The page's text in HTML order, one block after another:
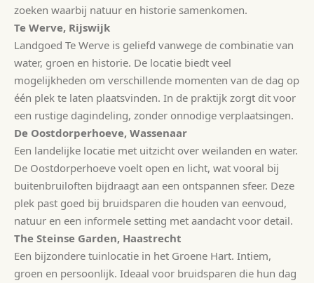
zoeken waarbij natuur en historie samenkomen.
Te Werve, Rijswijk
Landgoed Te Werve is geliefd vanwege de combinatie van
water, groen en historie. De locatie biedt veel
mogelijkheden om verschillende momenten van de dag op
één plek te laten plaatsvinden. In de praktijk zorgt dit voor
een rustige dagindeling, zonder onnodige verplaatsingen.
De Oostdorperhoeve, Wassenaar
Een landelijke locatie met uitzicht over weilanden en water.
De Oostdorperhoeve voelt open en licht, wat vooral bij
buitenbruiloften bijdraagt aan een ontspannen sfeer. Deze
plek past goed bij bruidsparen die houden van eenvoud,
natuur en een informele setting met aandacht voor detail.
The Steinse Garden, Haastrecht
Een bijzondere tuinlocatie in het Groene Hart. Intiem,
groen en persoonlijk. Ideaal voor bruidsparen die hun dag